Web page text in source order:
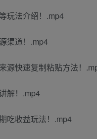
玩法介绍！.mp4
渠道！.mp4
源快速复制粘贴方法！
解！.mp4
吃收益玩法！.mp4